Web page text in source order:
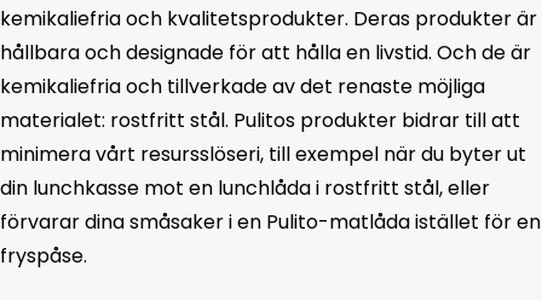
kemikaliefria och kvalitetsprodukter. Deras produkter är
hållbara och designade för att hålla en livstid. Och de är
kemikaliefria och tillverkade av det renaste möjliga
materialet: rostfritt stål. Pulitos produkter bidrar till att
minimera vårt resursslöseri, till exempel när du byter ut
din lunchkasse mot en lunchlåda i rostfritt stål, eller
förvarar dina småsaker i en Pulito-matlåda istället för en
fryspåse.